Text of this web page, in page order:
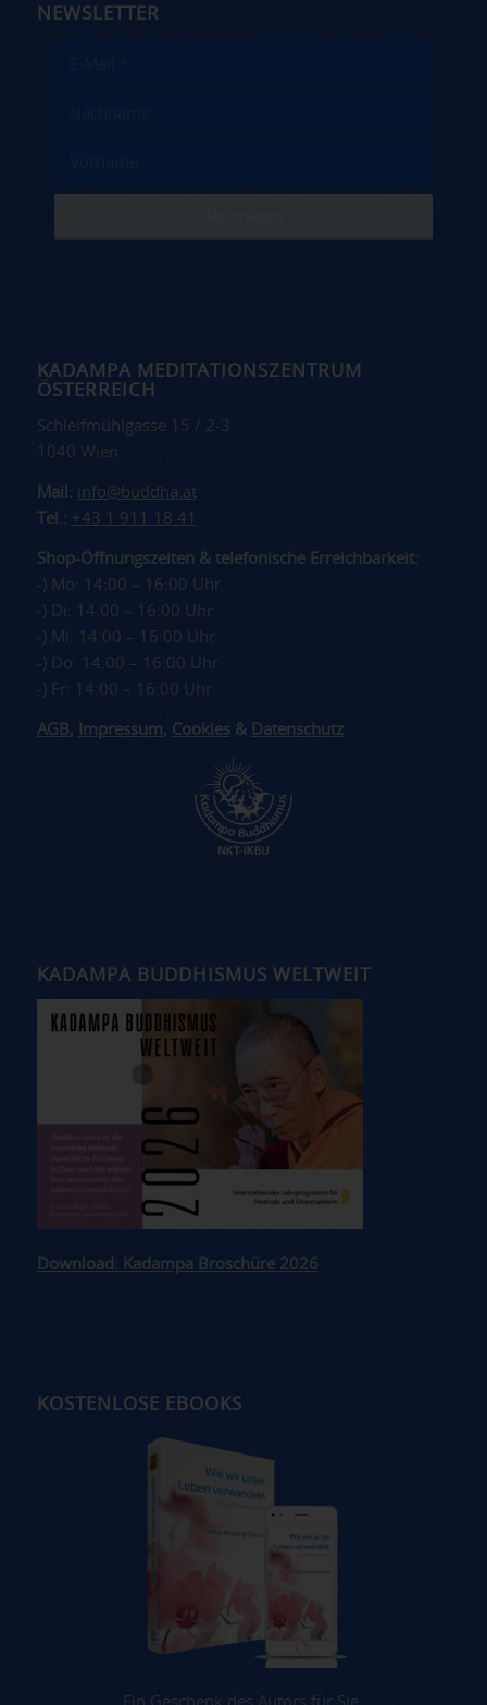
NEWSLETTER
KADAMPA MEDITATIONSZENTRUM
ÖSTERREICH
Schleifmühlgasse 15 / 2-3
1040 Wien
Mail: info@buddha.at
Tel.: +43 1 911 18 41
Shop-Öffnungszeiten & telefonische Erreichbarkeit:
-) Mo: 14:00 – 16:00 Uhr
-) Di: 14:00 – 16:00 Uhr
-) Mi: 14:00 – 16:00 Uhr
-) Do: 14:00 – 16:00 Uhr
-) Fr: 14:00 – 16:00 Uhr
AGB , Impressum, Cookies& Datenschutz
KADAMPA BUDDHISMUS WELTWEIT
Download: Kadampa Broschüre 2026
KOSTENLOSE EBOOKS